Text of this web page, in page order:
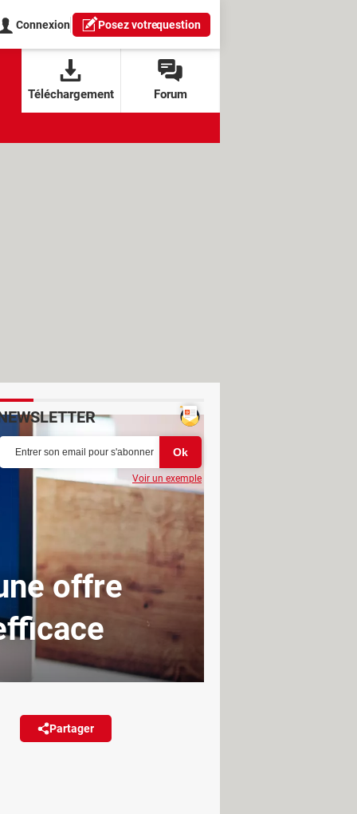
Connexion Posez votrequestion
Téléchargement Forum
offre
Partager
les restrictions et
Voir un exemple